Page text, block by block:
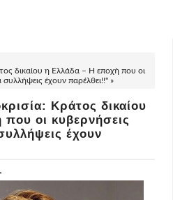
δικαίου η Ελλάδα – Η εποχή που οι
συλλήψεις έχουν παρέλθει!!" »
Κράτος δικαίου
οι κυβερνήσεις
έχουν